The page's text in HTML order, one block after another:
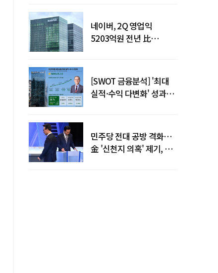
네이버, 2Q 영업익
5203억원 전년 比
[SWOT 금융분석] '최대
실적·수익 다변화' 성과…
민주당 전대 공방 격화…
金 '신천지 의혹' 제기, 鄭